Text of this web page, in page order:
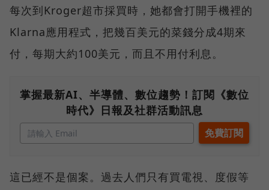
每次到Kroger超市採買時，她都會打開手機裡的
Klarna應用程式，把幾百美元的菜錢分成4期來
付，每期大約100美元，而且不用付利息。
掌握最新AI、半導體、數位趨勢！訂閱《數位
時代》日報及社群活動訊息
這已經不是個案。過去人們只有買電視、度假等